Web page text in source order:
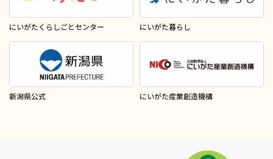
にいがたくらしごとセンター にいがた暮らし
新潟県公式 にいがた産業創造機構